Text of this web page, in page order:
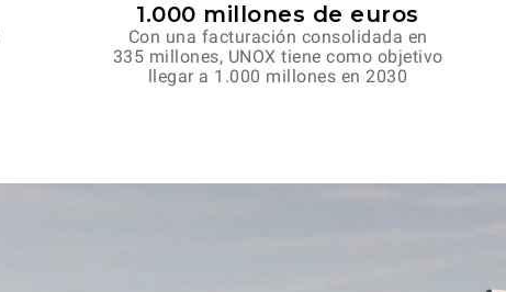
1.000 millones de euros
Con una facturación consolidada en
335 millones, UNOX tiene como objetivo
llegar a 1.000 millones en 2030